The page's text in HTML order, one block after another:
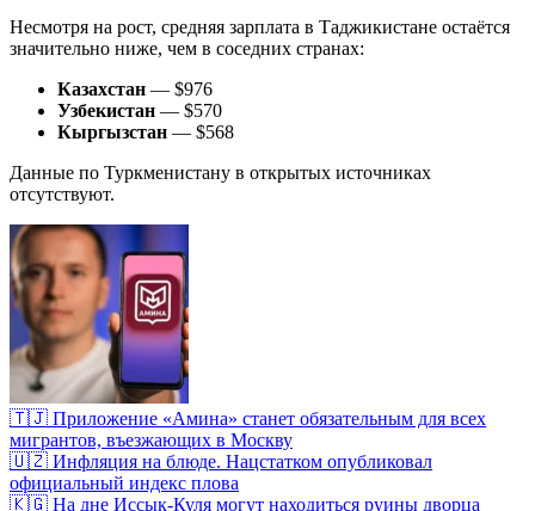
Несмотря на рост, средняя зарплата в Таджикистане остаётся
значительно ниже, чем в соседних странах:
Казахстан — $976
Узбекистан — $570
Кыргызстан — $568
Данные по Туркменистану в открытых источниках
отсутствуют.
🇹🇯 Приложение «Амина» станет обязательным для всех
мигрантов, въезжающих в Москву
🇺🇿 Инфляция на блюде. Нацстатком опубликовал
официальный индекс плова
🇰🇬 На дне Иссык-Куля могут находиться руины дворца